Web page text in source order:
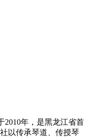
2010年，是黑龙江省首
以传承琴道、传授琴